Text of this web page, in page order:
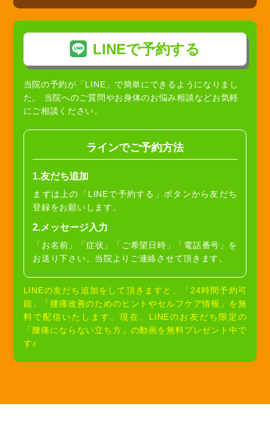
LINEで予約する
当院の予約が「LINE」で簡単にできるようになりまし
た。
当院へのご質問やお身体のお悩み相談などお気軽
にご相談ください。
ラインでご予約方法
1.友だち追加
まずは上の「LINEで予約する」ボタンから友だち
登録をお願いします。
2.メッセージ入力
「お名前」「症状」「ご希望日時」「電話番号」を
お送り下さい。当院よりご連絡させて頂きます。
LINEの友だち追加をして頂きますと、「24時間予約可
能」「腰痛改善のためのヒントやセルフケア情報」を無
料で配信いたします。現在、LINEのお友だち限定の
「腰痛にならない立ち方」の動画を無料プレゼント中で
す♪